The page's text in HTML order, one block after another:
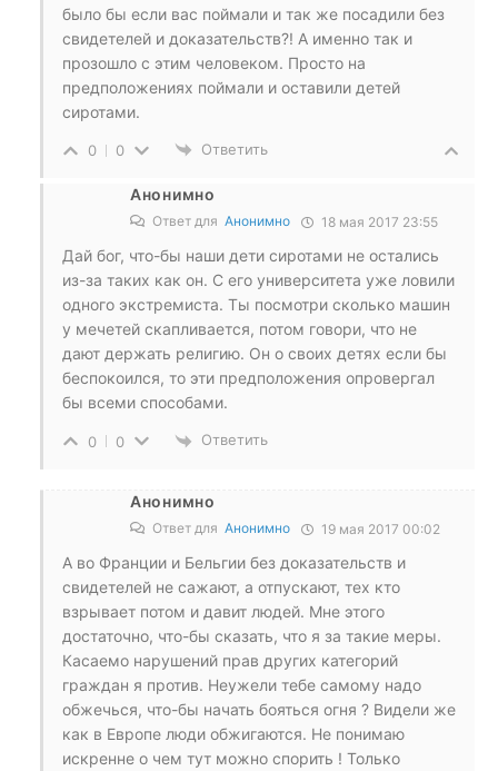
было бы если вас поймали и так же посадили без
свидетелей и доказательств?! А именно так и
прозошло с этим человеком. Просто на
предположениях поймали и оставили детей
сиротами.
0 0 Ответить
Анонимно
Ответ для Анонимно 18 мая 2017 23:55
Дай бог, что-бы наши дети сиротами не остались
из-за таких как он. С его университета уже ловили
одного экстремиста. Ты посмотри сколько машин
у мечетей скапливается, потом говори, что не
дают держать религию. Он о своих детях если бы
беспокоился, то эти предположения опровергал
бы всеми способами.
0 0 Ответить
Анонимно
Ответ для Анонимно 19 мая 2017 00:02
А во Франции и Бельгии без доказательств и
свидетелей не сажают, а отпускают, тех кто
взрывает потом и давит людей. Мне этого
достаточно, что-бы сказать, что я за такие меры.
Касаемо нарушений прав других категорий
граждан я против. Неужели тебе самому надо
обжечься, что-бы начать бояться огня ? Видели же
как в Европе люди обжигаются. Не понимаю
искренне о чем тут можно спорить ! Только